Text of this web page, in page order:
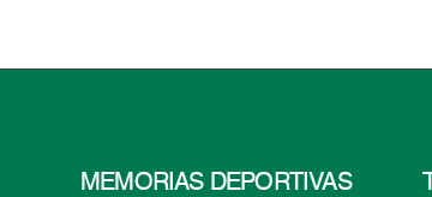
MEMORIAS DEPORTIVAS